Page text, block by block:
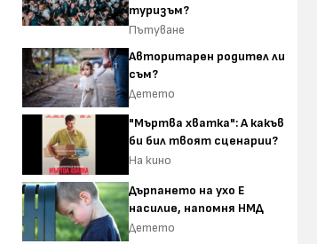
туризъм?
Пътуване
Авторитарен родител ли
съм?
Детето
"Мъртва хватка": А какъв
би бил твоят сценарии?
На кино
Дърпането на ухо Е
насилие, напомня НМД
Детето